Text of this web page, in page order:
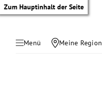
Zum Hauptinhalt der Seite
Menü Meine Region